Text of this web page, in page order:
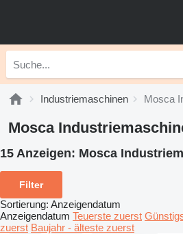
Industriemaschinen Mosca
Mosca
15 Anzeigen: Mosca
Filter
Sortierung: Anzeigendatum
Anzeigendatum Teuerste zuerst
zuerst Baujahr - älteste zuerst